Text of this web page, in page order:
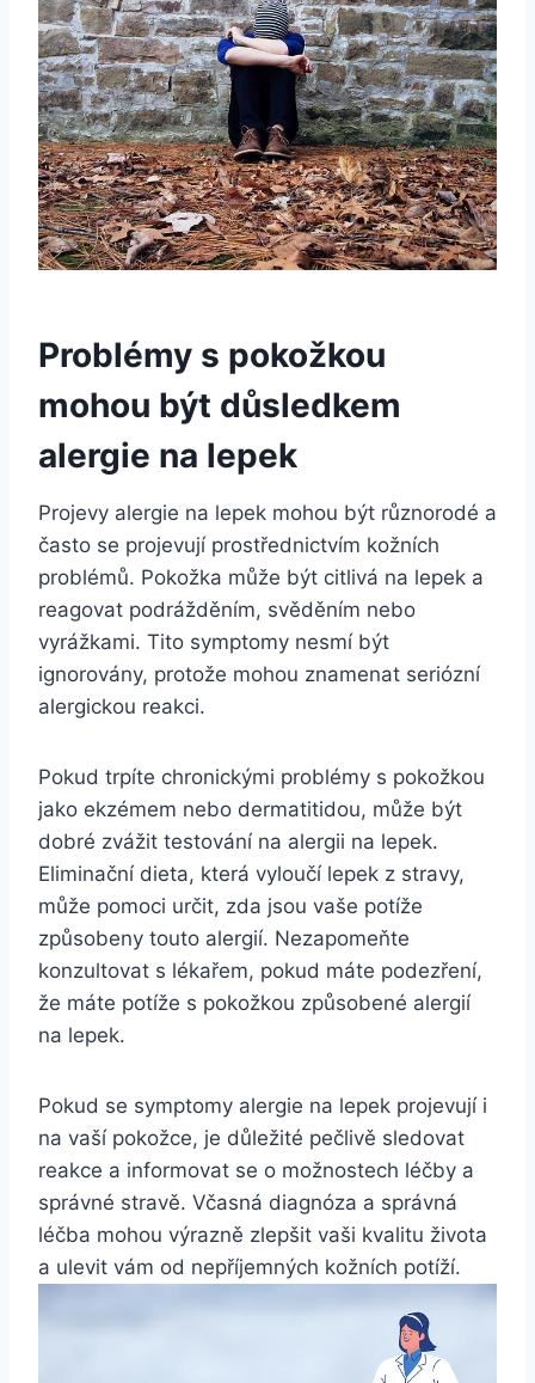
Problémy s pokožkou
mohou být důsledkem
alergie na lepek
Projevy alergie na lepek mohou být různorodé a
často se projevují prostřednictvím kožních
problémů. Pokožka může být citlivá na lepek a
reagovat podrážděním, svěděním nebo
vyrážkami. Tito symptomy nesmí být
ignorovány, protože mohou znamenat seriózní
alergickou reakci.
Pokud trpíte chronickými problémy s pokožkou
jako ekzémem nebo dermatitidou, může být
dobré zvážit testování na alergii na lepek.
Eliminační dieta, která vyloučí lepek z stravy,
může pomoci určit, zda jsou vaše potíže
způsobeny touto alergií. Nezapomeňte
konzultovat s lékařem, pokud máte podezření,
že máte potíže s pokožkou způsobené alergií
na lepek.
Pokud se symptomy alergie na lepek projevují i
na vaší pokožce, je důležité pečlivě sledovat
reakce a informovat se o možnostech léčby a
správné stravě. Včasná diagnóza a správná
léčba mohou výrazně zlepšit vaši kvalitu života
a ulevit vám od nepříjemných kožních potíží.